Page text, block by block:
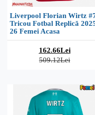
Liverpool Florian Wirtz
Tricou Fotbal Replică
26 Femei Acasa
162.66Lei
509.12Lei